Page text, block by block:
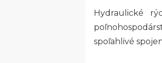
Hydraulické
spoľahlivé